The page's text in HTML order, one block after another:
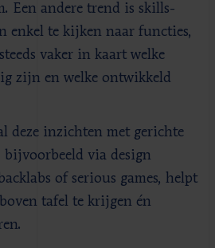
Een andere trend is skills-
enkel te kijken naar functies,
vaker in kaart welke
zijn en welke ontwikkeld
deze inzichten met gerichte
via design
of serious games, helpt
tafel te krijgen én